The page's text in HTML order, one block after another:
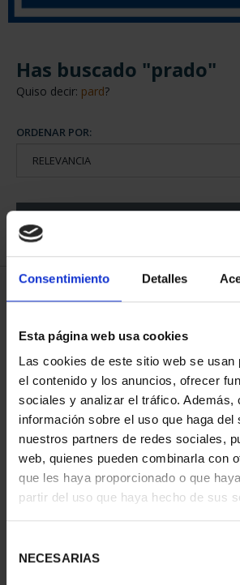
Consentimiento Detalles
Esta página web usa cookies
Las cookies de este sitio web se usan
el contenido y los anuncios, ofrecer
sociales y analizar el tráfico. Además,
información sobre el uso que haga del
nuestros partners de redes sociales,
web, quienes pueden combinarla con
que les haya proporcionado o que
partir del uso que haya hecho de sus
NECESARIAS
Has buscado "prado"
Quiso decir: pard?
ORDENAR POR:
275 ANIVERSARIO DE
GOYA (2021) QUITASOL
275